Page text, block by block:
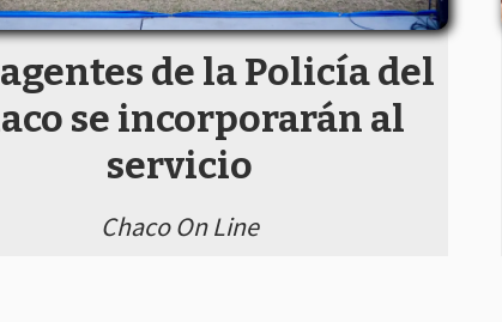
de la Policía del
se incorporarán al
servicio
Chaco On Line